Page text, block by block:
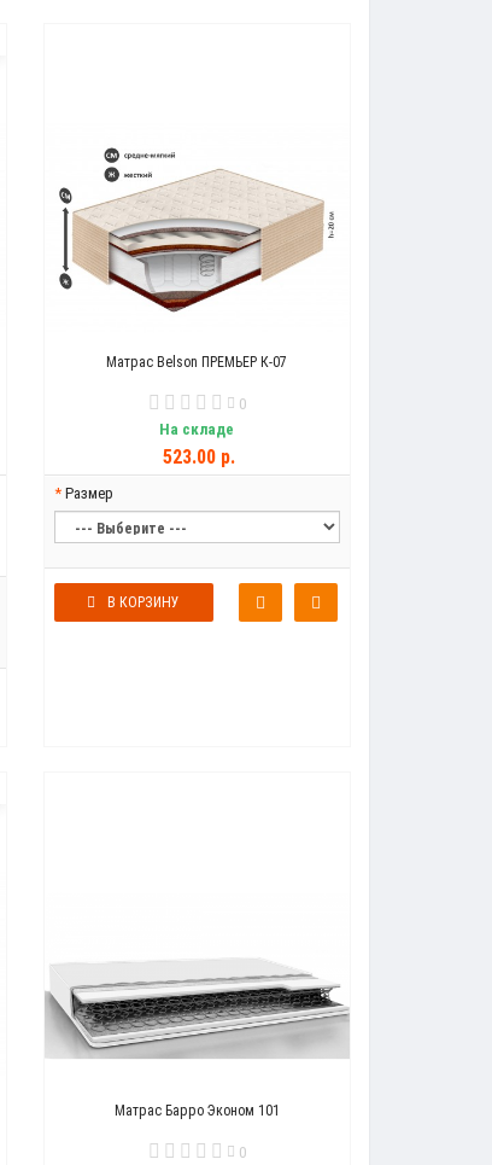
Матрас Belson ПРЕМЬЕР К-07
0
На складе
523.00 р.
Размер
В КОРЗИНУ
Матрас Барро Эконом 101
0